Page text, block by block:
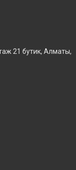
21 бутик, Алматы,